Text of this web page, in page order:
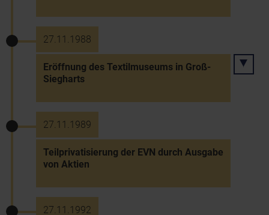
27.11.1988
Eröffnung des Textilmuseums in Groß-
Siegharts
27.11.1989
Teilprivatisierung der EVN durch Ausgabe
von Aktien
27.11.1992